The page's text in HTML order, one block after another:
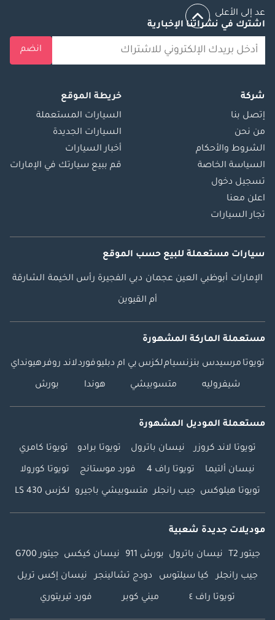
عد إلى الأعلى
اشترك في نشراتنا الإخبارية
انضم
شركة
إتصل بنا
من نحن
الشروط والأحكام
السياسة الخاصة
تسجيل دخول
اعلن معنا
تجار السيارات
خريطة الموقع
السيارات المستعملة
السيارات الجديدة
أخبار السيارات
قم ببيع سيارتك في الإمارات
سيارات مستعملة للبيع حسب الموقع
الإمارات أبوظبي العين عجمان دبي الفجيرة رأس الخيمة الشارقة
أم القيوين
مستعملة الماركة المشهورة
تويوتا مرسيدس بنزنسياملكزس بي ام دبليوفوردلاند روفرهيونداي
شيفروليه متسوبيشي هوندا بورش
مستعملة الموديل المشهورة
تويوتا لاند كروزر نيسان باترول تويوتا برادو تويوتا كامري
نيسان ألتيما تويوتا راف 4 فورد موستانج تويوتا كورولا
تويوتا هيلوكس جيب رانجلر متسوبيشي باجيرو لكزس LS 430
موديلات جديدة شعبية
جيتور T2 نيسان باترول بورش 911 نيسان كيكس جيتور G700
جيب رانجلر كيا سيلتوس دودج تشالينجر نيسان إكس تريل
تويوتا راف ٤ ميني كوبر فورد تيريتوري